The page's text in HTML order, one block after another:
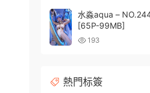
水淼aqua –
[65P-99MB]
193
熱門标簽